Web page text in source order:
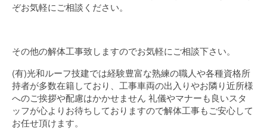
ぞお気軽にご相談ください。
その他の解体工事致しますのでお気軽にご相談下さい。
(有)光和ルーフ技建では経験豊富な熟練の職人や各種資格所
持者が多数在籍しており、工事車両の出入りやお隣り近所様
へのご挨拶や配慮はかかせません 礼儀やマナーも良いスタ
ッフが心よりお待ちしておりますので解体工事もご安心して
お任せ頂けます。